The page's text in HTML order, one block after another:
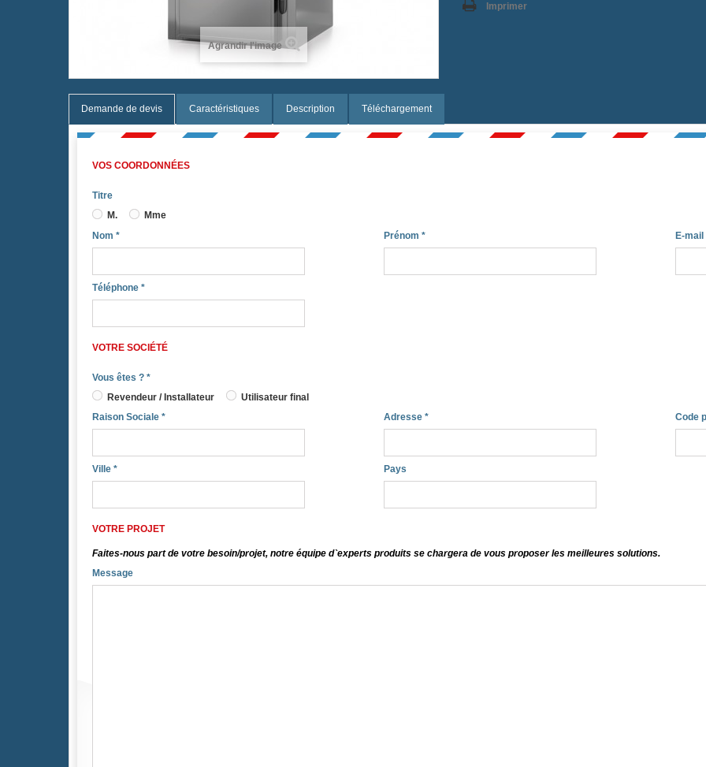
Agrandir l'image
Imprimer
Demande de devis Caractéristiques Description Téléchargement
VOS COORDONNÉES
Titre
M.
Mme
Nom * Prénom * E-mail
Téléphone *
VOTRE SOCIÉTÉ
Vous êtes ? *
Revendeur / Installateur
Utilisateur final
Raison Sociale * Adresse * Code
Ville * Pays
VOTRE PROJET
Faites-nous part de votre besoin/projet, notre équipe d`experts produits se chargera de vous proposer les meilleures solutions.
Message